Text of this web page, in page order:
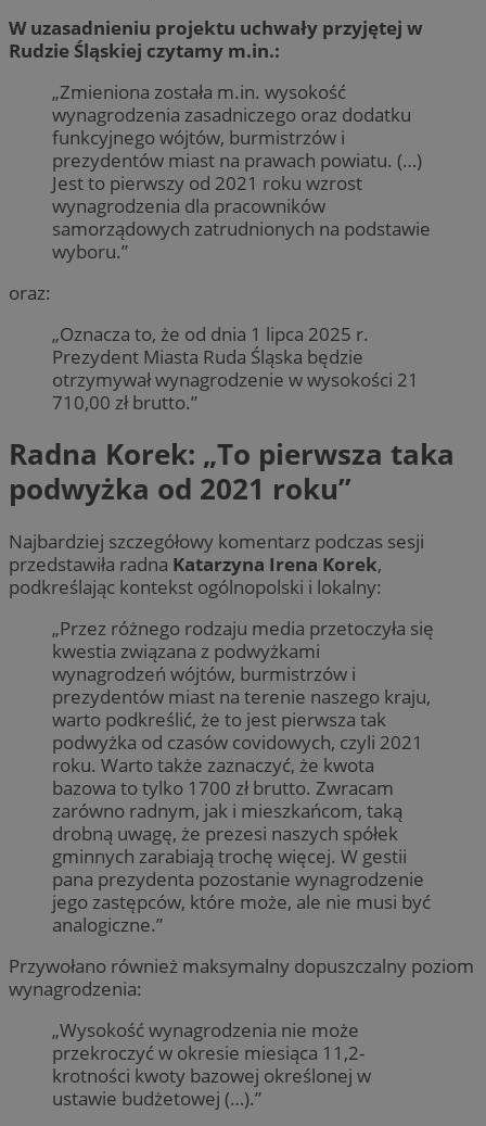
W uzasadnieniu projektu uchwały przyjętej w
Rudzie Śląskiej czytamy m.in.:
„Zmieniona została m.in. wysokość
wynagrodzenia zasadniczego oraz dodatku
funkcyjnego wójtów, burmistrzów i
prezydentów miast na prawach powiatu. (…)
Jest to pierwszy od 2021 roku wzrost
wynagrodzenia dla pracowników
samorządowych zatrudnionych na podstawie
wyboru.”
oraz:
„Oznacza to, że od dnia 1 lipca 2025 r.
Prezydent Miasta Ruda Śląska będzie
otrzymywał wynagrodzenie w wysokości 21
710,00 zł brutto.”
Radna Korek: „To pierwsza taka
podwyżka od 2021 roku”
Najbardziej szczegółowy komentarz podczas sesji
przedstawiła radna Katarzyna Irena Korek,
podkreślając kontekst ogólnopolski i lokalny:
„Przez różnego rodzaju media przetoczyła się
kwestia związana z podwyżkami
wynagrodzeń wójtów, burmistrzów i
prezydentów miast na terenie naszego kraju,
warto podkreślić, że to jest pierwsza tak
podwyżka od czasów covidowych, czyli 2021
roku. Warto także zaznaczyć, że kwota
bazowa to tylko 1700 zł brutto. Zwracam
zarówno radnym, jak i mieszkańcom, taką
drobną uwagę, że prezesi naszych spółek
gminnych zarabiają trochę więcej. W gestii
pana prezydenta pozostanie wynagrodzenie
jego zastępców, które może, ale nie musi być
analogiczne.”
Przywołano również maksymalny dopuszczalny poziom
wynagrodzenia:
„Wysokość wynagrodzenia nie może
przekroczyć w okresie miesiąca 11,2-
krotności kwoty bazowej określonej w
ustawie budżetowej (…).”